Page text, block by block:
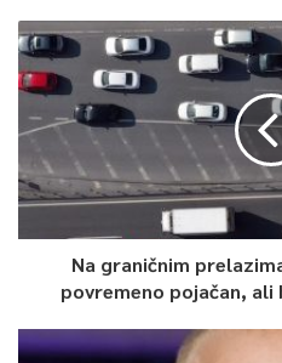
Hercegovine akreditovan u
činjenica otvara mogućnosti za
Na sastanku je razgovarano i o
Bosni i Hercegovini, a Turković
poput Sarajevo Biznis Foruma
privrednici iz Malezije, prilika da
saradnju i investiranje.
istakao da postoji dosta
obrazovanja, kulturne
Na graničnim
povremeno pojačan, ali